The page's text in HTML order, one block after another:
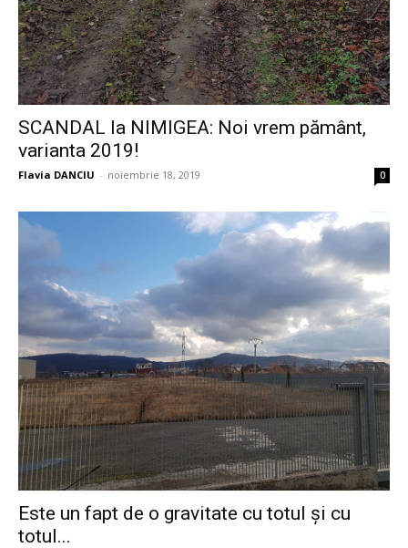
SCANDAL la NIMIGEA: Noi vrem pământ,
varianta 2019!
Flavia DANCIU - noiembrie 18, 2019 0
Este un fapt de o gravitate cu totul şi cu
totul...